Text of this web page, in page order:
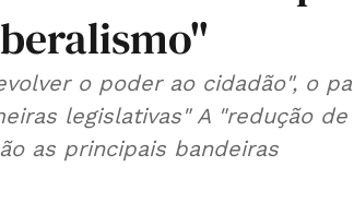
o poder ao cidadão", o
legislativas" A "redução
as principais bandeiras